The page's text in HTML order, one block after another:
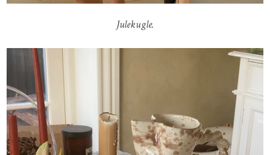
Julekugle.